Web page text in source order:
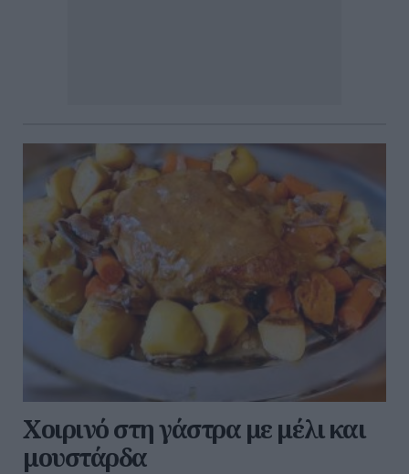
Χοιρινό στη γάστρα με μέλι και
μουστάρδα